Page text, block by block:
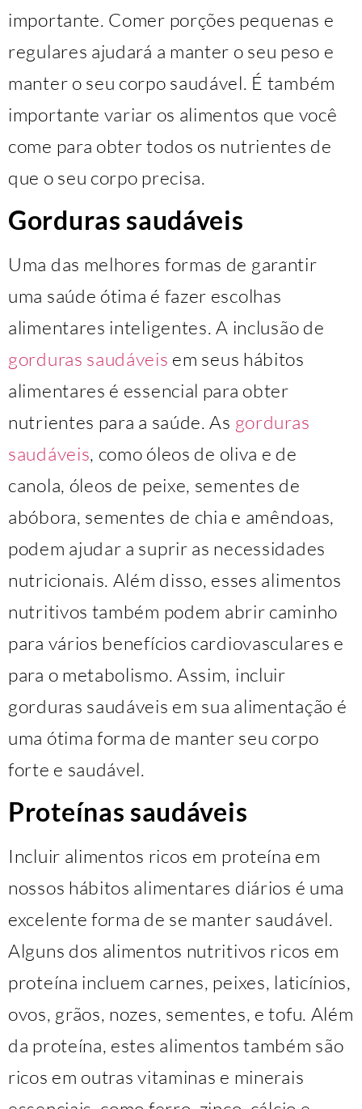
importante. Comer porções pequenas e
regulares ajudará a manter o seu peso e
manter o seu corpo saudável. É também
importante variar os alimentos que você
come para obter todos os nutrientes de
que o seu corpo precisa.
Gorduras saudáveis
Uma das melhores formas de garantir
uma saúde ótima é fazer escolhas
alimentares inteligentes. A inclusão de
gorduras saudáveis em seus hábitos
alimentares é essencial para obter
nutrientes para a saúde. As gorduras
saudáveis, como óleos de oliva e de
canola, óleos de peixe, sementes de
abóbora, sementes de chia e amêndoas,
podem ajudar a suprir as necessidades
nutricionais. Além disso, esses alimentos
nutritivos também podem abrir caminho
para vários benefícios cardiovasculares e
para o metabolismo. Assim, incluir
gorduras saudáveis em sua alimentação é
uma ótima forma de manter seu corpo
forte e saudável.
Proteínas saudáveis
Incluir alimentos ricos em proteína em
nossos hábitos alimentares diários é uma
excelente forma de se manter saudável.
Alguns dos alimentos nutritivos ricos em
proteína incluem carnes, peixes, laticínios,
ovos, grãos, nozes, sementes, e tofu. Além
da proteína, estes alimentos também são
ricos em outras vitaminas e minerais